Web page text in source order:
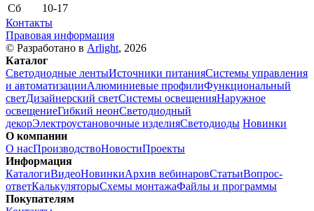
Сб
10-17
Контакты
Правовая информация
© Разработано в Arlight, 2026
Каталог
Светодиодные лентыИсточники питанияСистемы управления
и автоматизацииАлюминиевые профилиФункциональный
светДизайнерский светСистемы освещенияНаружное
освещениеГибкий неонСветодиодный
декорЭлектроустановочные изделияСветодиоды Новинки
О компании
О насПроизводствоНовостиПроекты
Информация
КаталогиВидеоНовинкиАрхив вебинаровСтатьиВопрос-
ответКалькуляторыСхемы монтажаФайлы и программы
Покупателям